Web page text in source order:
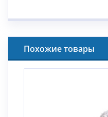
Похожие товары